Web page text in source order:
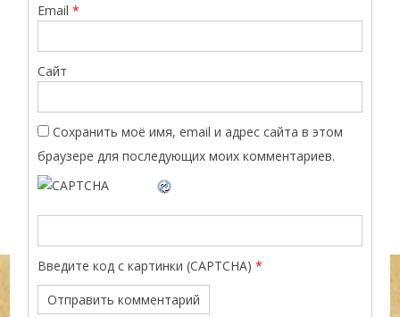
Email*
Сайт
Сохранить моё имя, email и адрес сайта в этом
браузере для последующих моих комментариев.
Введите код с картинки (CAPTCHA) *